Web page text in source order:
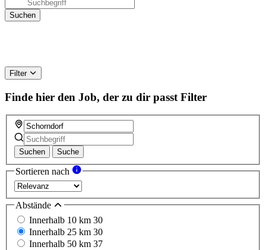
Filter
Finde hier den Job, der zu dir passt Filter
Suchen Suche
Sortieren nach
Abstände
Innerhalb 10 km 30
Innerhalb 25 km 30
Innerhalb 50 km 37